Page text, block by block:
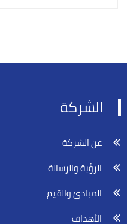
الشركة
عن الشركة
الرؤية والرسالة
المبادئ والقيم
الأهداف